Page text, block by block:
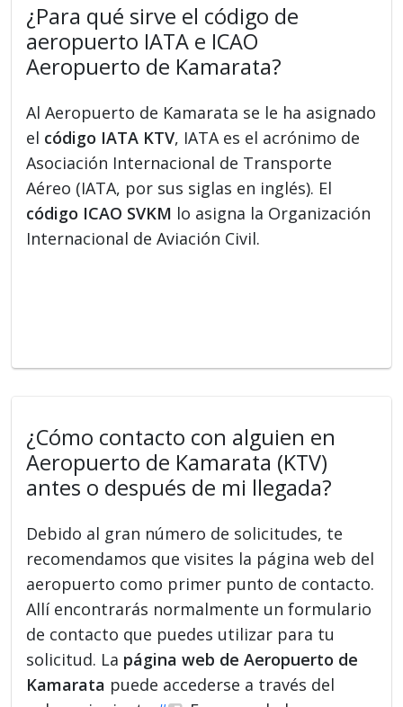
¿Para qué sirve el código de
aeropuerto IATA e ICAO
Aeropuerto de Kamarata?
Al Aeropuerto de Kamarata se le ha asignado
el código IATA KTV, IATA es el acrónimo de
Asociación Internacional de Transporte
Aéreo (IATA, por sus siglas en inglés). El
código ICAO SVKM lo asigna la Organización
Internacional de Aviación Civil.
¿Cómo contacto con alguien en
Aeropuerto de Kamarata (KTV)
antes o después de mi llegada?
Debido al gran número de solicitudes, te
recomendamos que visites la página web del
aeropuerto como primer punto de contacto.
Allí encontrarás normalmente un formulario
de contacto que puedes utilizar para tu
solicitud. La página web de Aeropuerto de
Kamarata puede accederse a través del